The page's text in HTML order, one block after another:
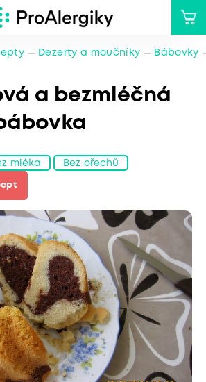
Dezerty a moučníky Bábovky
a bezmléčná
mléka Bez ořechů